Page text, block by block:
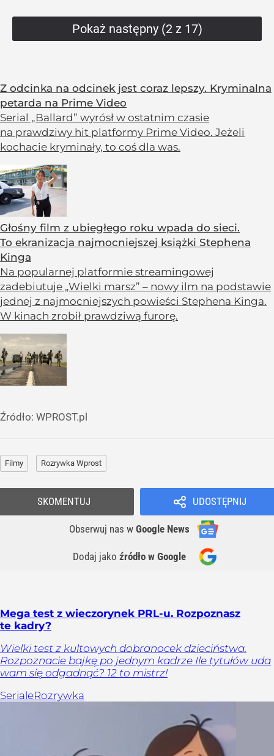
Pokaż następny (2 z 17)
Z odcinka na odcinek jest coraz lepszy. Kryminalna
petarda na Prime Video
Serial „Ballard” wyrósł w ostatnim czasie
na prawdziwy hit platformy Prime Video. Jeżeli
kochacie kryminały, to coś dla was.
Głośny film z ubiegłego roku wpada do sieci.
To ekranizacja najmocniejszej książki Stephena
Kinga
Na popularnej platformie streamingowej
zadebiutuje „Wielki marsz” – nowy ilm na podstawie
jednej z najmocniejszych powieści Stephena Kinga.
W kinach zrobił prawdziwą furorę.
Źródło: WPROST.pl
Filmy Rozrywka Wprost
UDOSTĘPNIJ
Obserwuj nas w Google News
Dodaj jako źródło w Google
SKOMENTUJ
Mega test z wieczorynek PRL-u. Rozpoznasz
te kadry?
Wielki test z kultowych dobranocek dzieciństwa.
Rozpoznacie bajkę po jednym kadrze Ile tytułów uda
wam się odgadnąć? 12 to mistrz!
SerialeRozrywka